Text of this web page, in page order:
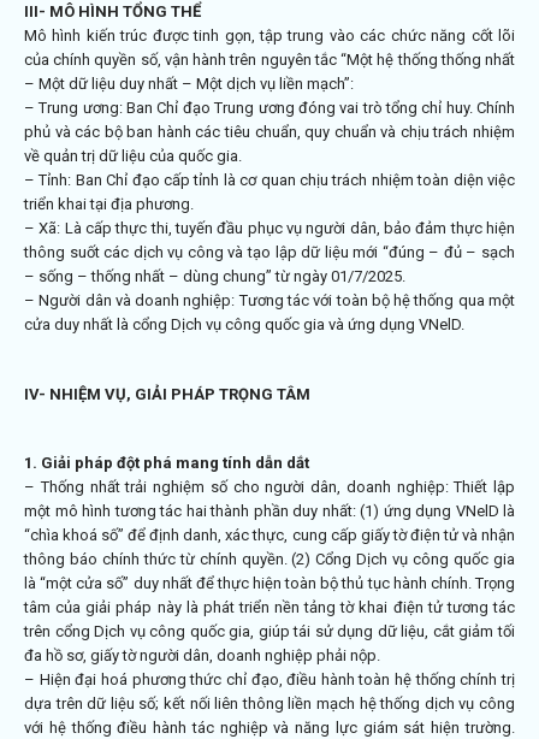
III- MÔ HÌNH TỔNG THỂ
Mô hình kiến trúc được tinh gọn, tập trung vào các chức năng cốt lõi
của chính quyền số, vận hành trên nguyên tắc “Một hệ thống thống nhất
– Một dữ liệu duy nhất – Một dịch vụ liền mạch”:
– Trung ương: Ban Chỉ đạo Trung ương đóng vai trò tổng chỉ huy. Chính
phủ và các bộ ban hành các tiêu chuẩn, quy chuẩn và chịu trách nhiệm
về quản trị dữ liệu của quốc gia.
– Tỉnh: Ban Chỉ đạo cấp tỉnh là cơ quan chịu trách nhiệm toàn diện việc
triển khai tại địa phương.
– Xã: Là cấp thực thi, tuyến đầu phục vụ người dân, bảo đảm thực hiện
thông suốt các dịch vụ công và tạo lập dữ liệu mới “đúng – đủ – sạch
– sống – thống nhất – dùng chung” từ ngày 01/7/2025.
– Người dân và doanh nghiệp: Tương tác với toàn bộ hệ thống qua một
cửa duy nhất là cổng Dịch vụ công quốc gia và ứng dụng VNelD.
IV- NHIỆM VỤ, GIẢI PHÁP TRỌNG TÂM
1. Giải pháp đột phá mang tính dẫn dắt
– Thống nhất trải nghiệm số cho người dân, doanh nghiệp: Thiết lập
một mô hình tương tác hai thành phần duy nhất: (1) ứng dụng VNelD là
“chìa khoá số” để định danh, xác thực, cung cấp giấy tờ điện tử và nhận
thông báo chính thức từ chính quyền. (2) Cổng Dịch vụ công quốc gia
là “một cửa số” duy nhất để thực hiện toàn bộ thủ tục hành chính. Trọng
tâm của giải pháp này là phát triển nền tảng tờ khai điện tử tương tác
trên cổng Dịch vụ công quốc gia, giúp tái sử dụng dữ liệu, cắt giảm tối
đa hồ sơ, giấy tờ người dân, doanh nghiệp phải nộp.
– Hiện đại hoá phương thức chỉ đạo, điều hành toàn hệ thống chính trị
dựa trên dữ liệu số; kết nối liên thông liền mạch hệ thống dịch vụ công
với hệ thống điều hành tác nghiệp và năng lực giám sát hiện trường.